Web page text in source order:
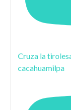
Cruza la
cacahuamilpa